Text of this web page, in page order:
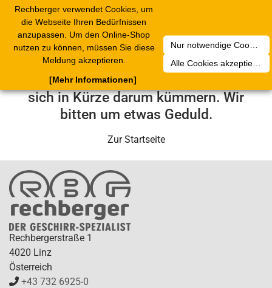
Rechberger verwendet Cookies, um
die Webseite Ihren Bedürfnissen
anzupassen. Um den Online-Shop
nutzen zu können, müssen Sie diese
Meldung akzeptieren.
Nur notwendige Cookies akzeptieren
Alle Cookies akzeptieren
[Mehr Informationen]
Leider ist ein technischer Fehler
aufgetreten. Unser Service-Team wird
sich in Kürze darum kümmern. Wir
bitten um etwas Geduld.
Zur Startseite
Rechbergerstraße 1
4020 Linz
Österreich
+43 732 6925-0